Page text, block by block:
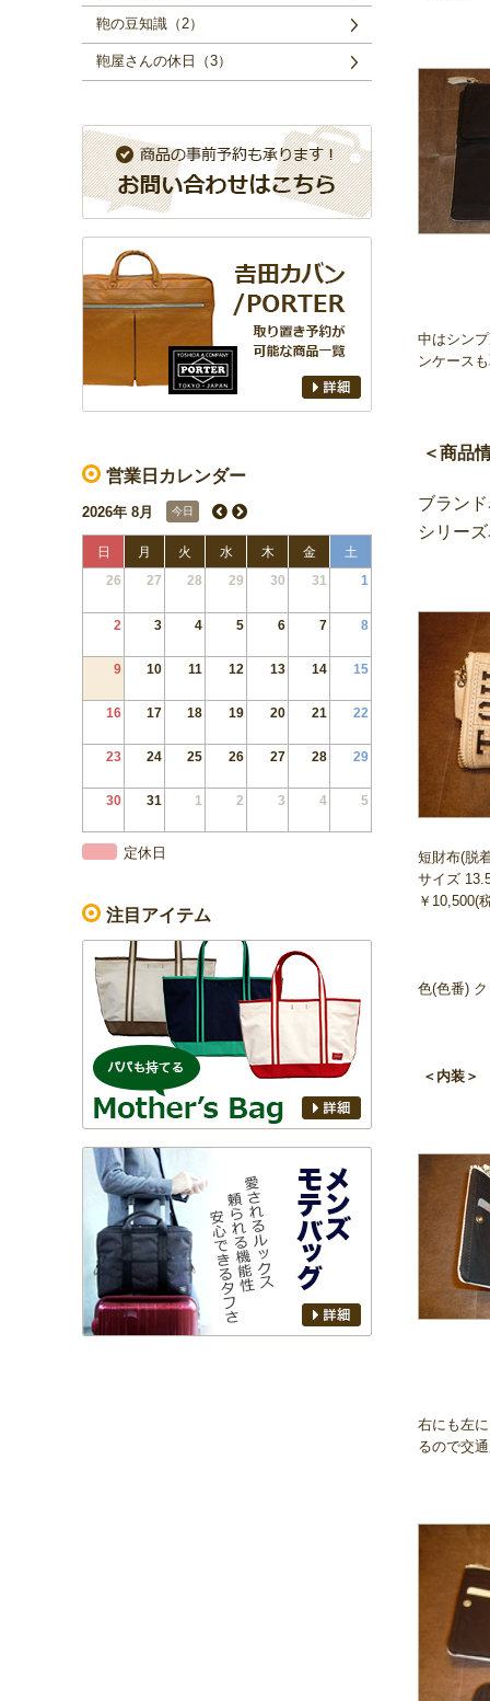
鞄の豆知識（2）
鞄屋さんの休日（3）
営業日カレンダー
2026年 8月 今日
日 月 火 水 木 金
土
26
27 28 29 30 31 1
2 3 4 5 6 7 8
9 10 11 12 13 14 15
16 17 18 19 20 21 22
23 24 25 26 27 28 29
30 31 1 2 3 4 5
定休日
注目アイテム
中はシン
ンケース
＜商品
ブラン
シリー
短財布(脱
サイズ
￥10,500(
色(色番)
＜内装＞
右にも左
るので交